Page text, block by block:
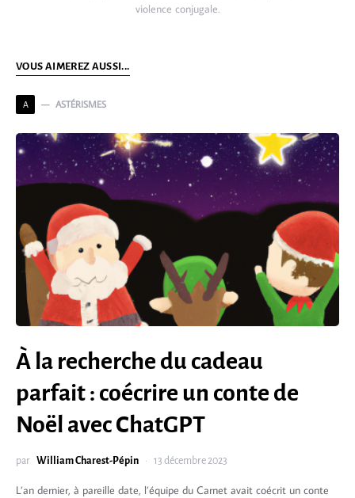
violence conjugale.
VOUS AIMEREZ AUSSI...
A ASTÉRISMES
À la recherche du cadeau
parfait : coécrire un conte de
Noël avec ChatGPT
par William Charest-Pépin 13 décembre 2023
L’an dernier, à pareille date, l’équipe du Carnet avait coécrit un conte